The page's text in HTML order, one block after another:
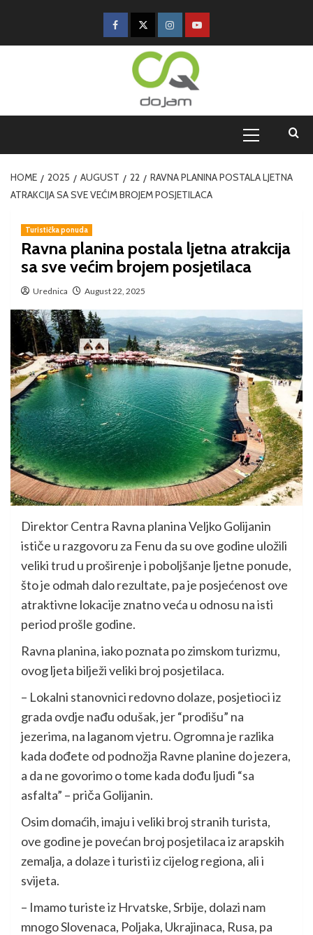
HOME 2025 AUGUST 22
RAVNA PLANINA POSTALA LJETNA
ATRAKCIJA SA SVE VEĆIM BROJEM POSJETILACA
Turistička ponuda
Ravna planina postala ljetna atrakcija
sa sve većim brojem posjetilaca
Urednica August 22, 2025
Direktor Centra Ravna planina Veljko Golijanin
ističe u razgovoru za Fenu da su ove godine uložili
veliki trud u proširenje i poboljšanje ljetne ponude,
što je odmah dalo rezultate, pa je posjećenost ove
atraktivne lokacije znatno veća u odnosu na isti
period prošle godine.
Ravna planina, iako poznata po zimskom turizmu,
ovog ljeta bilježi veliki broj posjetilaca.
– Lokalni stanovnici redovno dolaze, posjetioci iz
grada ovdje nađu odušak, jer “prodišu” na
jezerima, na laganom vjetru. Ogromna je razlika
kada dođete od podnožja Ravne planine do jezera,
a da ne govorimo o tome kada dođu ljudi “sa
asfalta” – priča Golijanin.
Osim domaćih, imaju i veliki broj stranih turista,
ove godine je povećan broj posjetilaca iz arapskih
zemalja, a dolaze i turisti iz cijelog regiona, ali i
svijeta.
– Imamo turiste iz Hrvatske, Srbije, dolazi nam
mnogo Slovenaca, Poljaka, Ukrajinaca, Rusa, pa